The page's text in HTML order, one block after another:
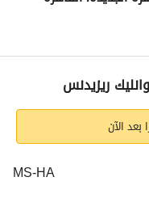
رهن عقاري
ريزيدنس
بعد الآن
MS-HA